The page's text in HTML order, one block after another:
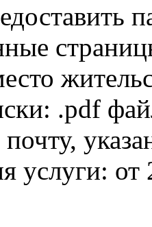
.pdf
услуги: от